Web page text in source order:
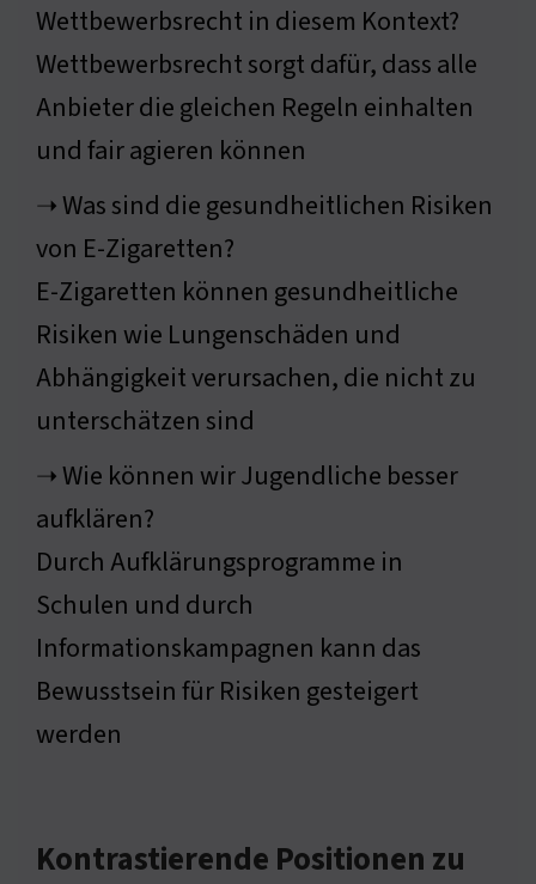
Wettbewerbsrecht in diesem Kontext?
Wettbewerbsrecht sorgt dafür, dass alle
Anbieter die gleichen Regeln einhalten
und fair agieren können
➝ Was sind die gesundheitlichen Risiken
von E-Zigaretten?
E-Zigaretten können gesundheitliche
Risiken wie Lungenschäden und
Abhängigkeit verursachen, die nicht zu
unterschätzen sind
➝ Wie können wir Jugendliche besser
aufklären?
Durch Aufklärungsprogramme in
Schulen und durch
Informationskampagnen kann das
Bewusstsein für Risiken gesteigert
werden
Kontrastierende Positionen zu